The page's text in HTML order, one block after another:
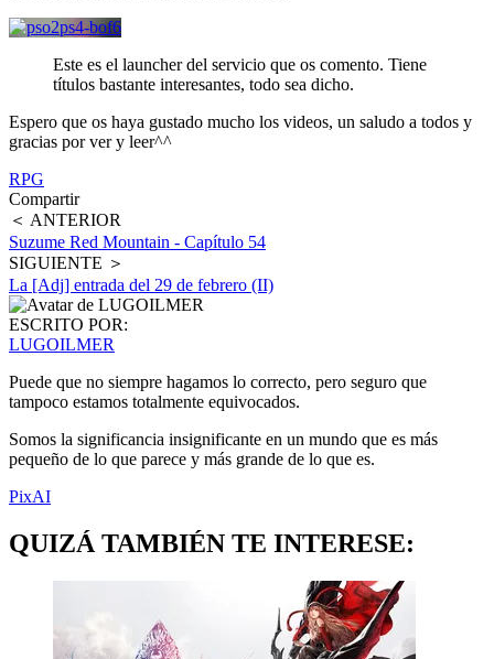
Este es el launcher del servicio que os comento. Tiene
títulos bastante interesantes, todo sea dicho.
Espero que os haya gustado mucho los videos, un saludo a todos y
gracias por ver y leer^^
RPG
Compartir
＜ ANTERIOR
Suzume Red Mountain - Capítulo 54
SIGUIENTE ＞
La [Adj] entrada del 29 de febrero (II)
ESCRITO POR:
LUGOILMER
Puede que no siempre hagamos lo correcto, pero seguro que
tampoco estamos totalmente equivocados.
Somos la significancia insignificante en un mundo que es más
pequeño de lo que parece y más grande de lo que es.
PixAI
QUIZÁ TAMBIÉN TE INTERESE: